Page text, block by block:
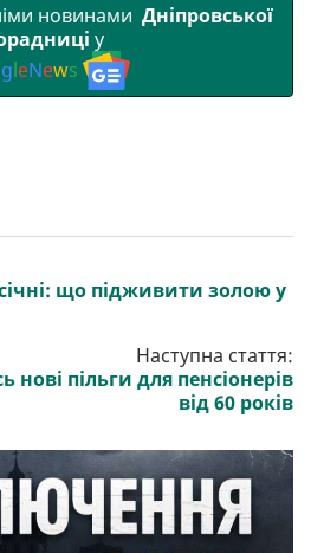
новинами Дніпровської
у
gleNews
що підживити золою у
Наступна стаття:
нові пільги для пенсіонерів
від 60 років